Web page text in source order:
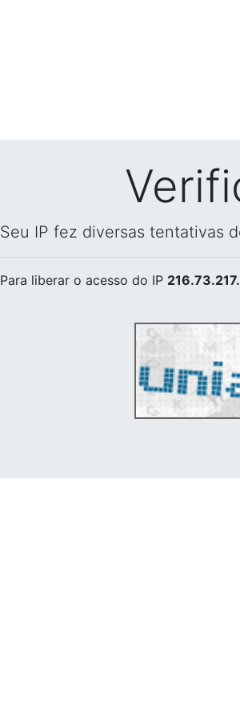
Seu IP fez diversas tentativas
Para liberar o acesso do IP